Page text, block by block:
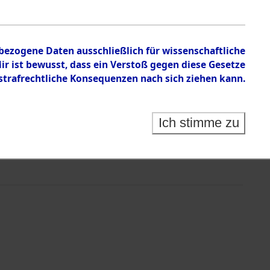
Daten ausschließlich für wissenschaftliche
bewusst, dass ein Verstoß gegen diese Gesetze
Konsequenzen nach sich ziehen kann.
Ich stimme zu